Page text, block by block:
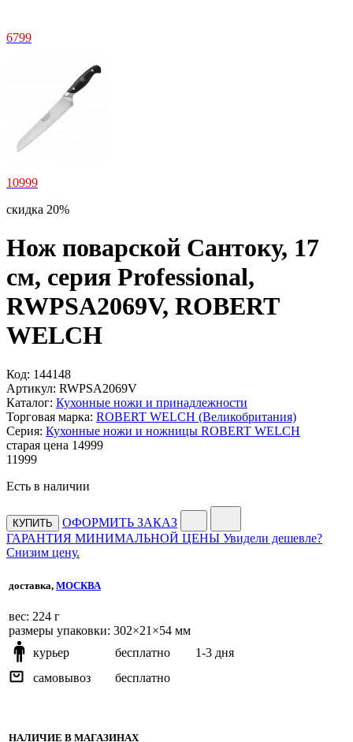
6799
10999
скидка 20%
Нож поварской Сантоку, 17
см, серия Professional,
RWPSA2069V, ROBERT
WELCH
Код: 144148
Артикул: RWPSA2069V
Каталог: Кухонные ножи и принадлежности
Торговая марка: ROBERT WELCH (Великобритания)
Серия: Кухонные ножи и ножницы ROBERT WELCH
старая цена 14999
11999
Есть в наличии
КУПИТЬ
ОФОРМИТЬ ЗАКАЗ
ГАРАНТИЯ МИНИМАЛЬНОЙ ЦЕНЫ Увидели дешевле?
Снизим цену.
доставка, МОСКВА
веc: 224 г
размеры упаковки: 302×21×54 мм
курьер
бесплатно
1-3 дня
самовывоз
бесплатно
НАЛИЧИЕ В МАГАЗИНАХ